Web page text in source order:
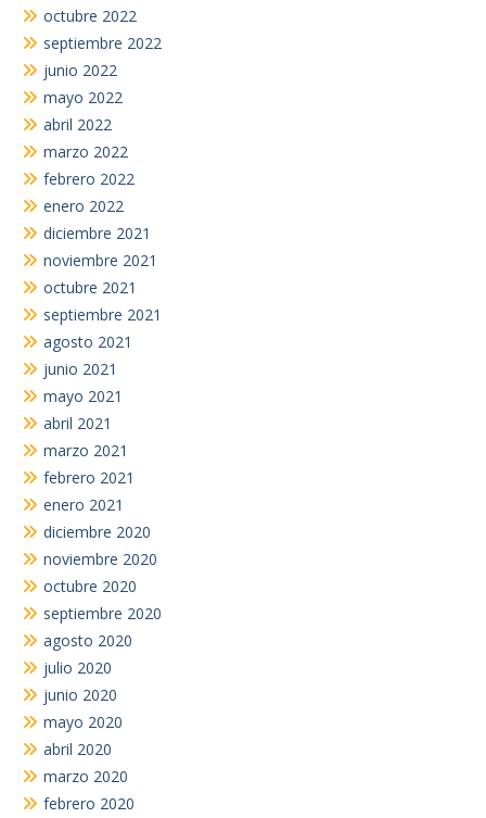
octubre 2022
septiembre 2022
junio 2022
mayo 2022
abril 2022
marzo 2022
febrero 2022
enero 2022
diciembre 2021
noviembre 2021
octubre 2021
septiembre 2021
agosto 2021
junio 2021
mayo 2021
abril 2021
marzo 2021
febrero 2021
enero 2021
diciembre 2020
noviembre 2020
octubre 2020
septiembre 2020
agosto 2020
julio 2020
junio 2020
mayo 2020
abril 2020
marzo 2020
febrero 2020